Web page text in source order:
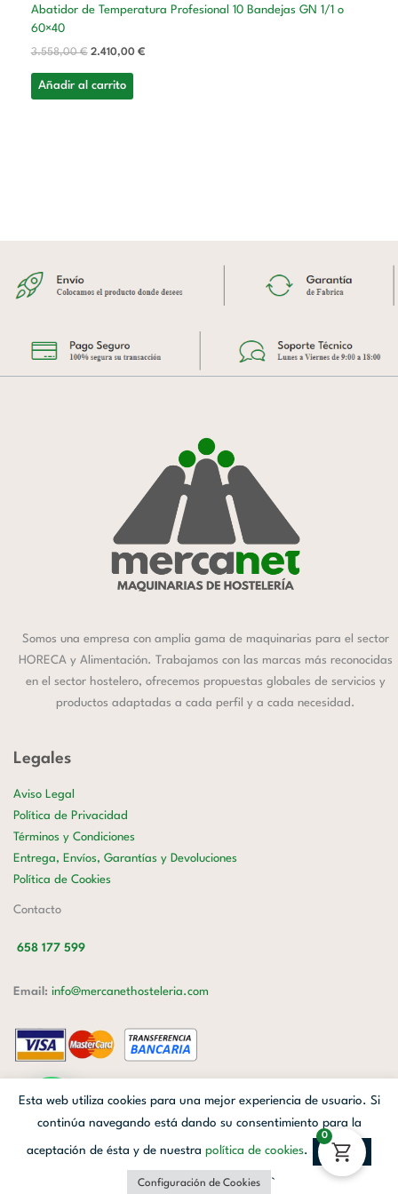
Abatidor de Temperatura Profesional 10 Bandejas GN 1/1 o
60×40
3.558,00€ 2.410,00 €
Añadir al carrito
Somos una empresa con amplia gama de maquinarias para el sector
HORECA y Alimentación. Trabajamos con las marcas más reconocidas
en el sector hostelero, ofrecemos propuestas globales de servicios y
productos adaptadas a cada perfil y a cada necesidad.
Legales
Aviso Legal
Política de Privacidad
Términos y Condiciones
Entrega, Envíos, Garantías y Devoluciones
Política de Cookies
Contacto
658 177 599
Email: info@mercanethosteleria.com
Mercanet © 2026.| Diseñado porAvanzada Digital| Webmaster
Facebook Linkedin Instagram
Esta web utiliza cookies para una mejor experiencia de usuario. Si
continúa navegando está dando su consentimiento para la
aceptación de ésta y de nuestra política de cookies. Aceptar
Configuración de Cookies `
0